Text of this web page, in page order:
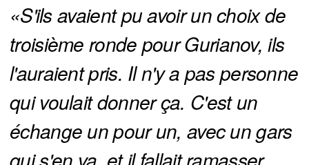
«S'ils avaient pu avoir un choix de
troisième ronde pour Gurianov, ils
l'auraient pris. Il n'y a pas personne
qui voulait donner ça. C'est un
échange un pour un, avec un gars